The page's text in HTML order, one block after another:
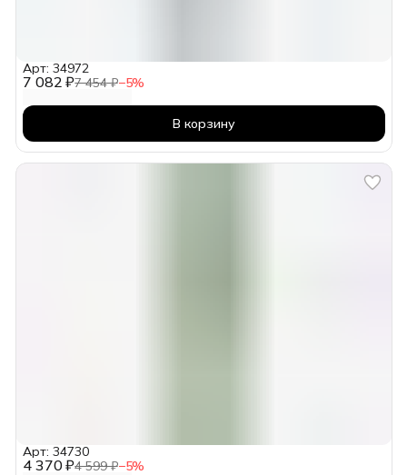
7 082 ₽7 454 ₽−5%
Арт: 34972
В корзину
4 370 ₽4 599 ₽−5%
Арт: 34730